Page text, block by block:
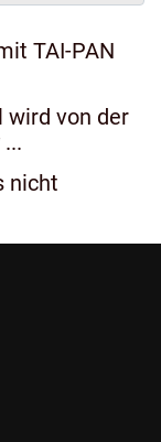
TAI-PAN
wird von der
nicht